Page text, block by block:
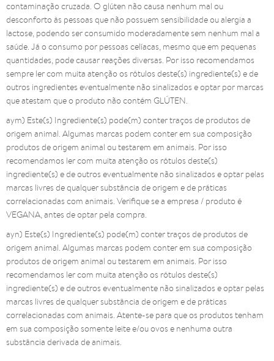
contaminação cruzada. O glúten não causa nenhum mal ou
desconforto às pessoas que não possuem sensibilidade ou alergia a
lactose, podendo ser consumido moderadamente sem nenhum mal a
saúde. Já o consumo por pessoas celíacas, mesmo que em pequenas
quantidades, pode causar reações diversas. Por isso recomendamos
sempre ler com muita atenção os rótulos deste(s) ingrediente(s) e de
outros ingredientes eventualmente não sinalizados e optar por marcas
que atestam que o produto não contém GLÚTEN.
aym) Este(s) Ingrediente(s) pode(m) conter traços de produtos de
origem animal. Algumas marcas podem conter em sua composição
produtos de origem animal ou testarem em animais. Por isso
recomendamos ler com muita atenção os rótulos deste(s)
ingrediente(s) e de outros eventualmente não sinalizados e optar pelas
marcas livres de qualquer substância de origem e de práticas
correlacionadas com animais. Verifique se a empresa / produto é
VEGANA, antes de optar pela compra.
ayn) Este(s) Ingrediente(s) pode(m) conter traços de produtos de
origem animal. Algumas marcas podem conter em sua composição
produtos de origem animal ou testarem em animais. Por isso
recomendamos ler com muita atenção os rótulos deste(s)
ingrediente(s) e de outros eventualmente não sinalizados e optar pelas
marcas livres de qualquer substância de origem e de práticas
correlacionadas com animais. Atente-se para que os produtos tenham
em sua composição somente leite e/ou ovos e nenhuma outra
substância derivada de animais.